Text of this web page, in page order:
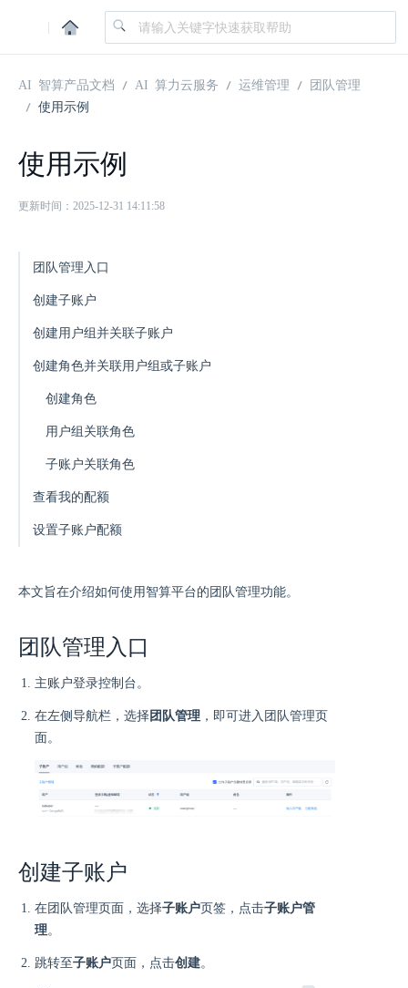
|
AI 智算产品文档 AI 算力云服务 运维管理
团队管理
使用示例
使用示例
更新时间：2025-12-31 14:11:58
团队管理入口
创建子账户
创建用户组并关联子账户
创建角色并关联用户组或子账户
创建角色
用户组关联角色
子账户关联角色
查看我的配额
设置子账户配额
本文旨在介绍如何使用智算平台的团队管理功能。
团队管理入口
主账户登录控制台。
在左侧导航栏，选择团队管理 ，即可进入团队管理页
面。
创建子账户
在团队管理页面，选择子账户页签，点击子账户管
理。
跳转至子账户页面，点击创建。